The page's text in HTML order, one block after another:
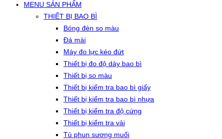
MENU SẢN PHẨM
THIẾT BỊ BAO BÌ
Bóng đèn so màu
Đá mài
Máy đo lực kéo đứt
Thiết bị đo độ dày bao bì
Thiết bị so màu
Thiết bị kiểm tra bao bì giấy
Thiết bị kiểm tra bao bì nhựa
Thiết bị kiểm tra độ cứng
Thiết bị kiểm tra vải
Tủ phun sương muối